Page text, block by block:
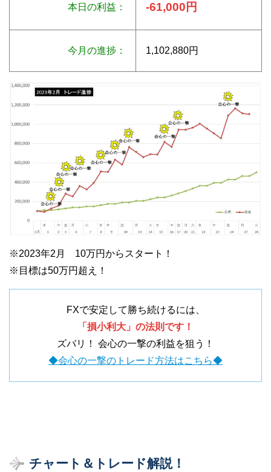
本日の利益： -61,000円
今月の進捗： 1,102,880円
※2023年2月 10万円からスタート！
※目標は50万円超え！
FXで安定して勝ち続けるには、
「損小利大」の法則です！
ズバリ！ 会心の一撃の利益を狙う！
◆会心の一撃のトレード方法はこちら◆
チャート＆トレード解説！